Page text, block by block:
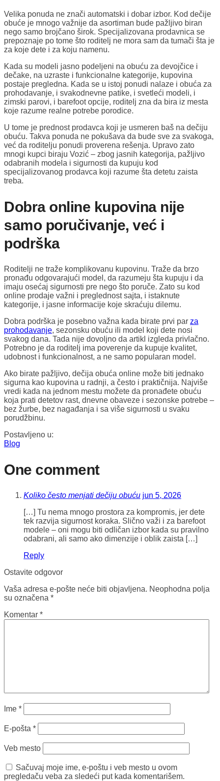
Velika ponuda ne znači automatski i dobar izbor. Kod dečije
obuće je mnogo važnije da asortiman bude pažljivo biran
nego samo brojčano širok. Specijalizovana prodavnica se
prepoznaje po tome što roditelj ne mora sam da tumači šta je
za koje dete i za koju namenu.
Kada su modeli jasno podeljeni na obuću za devojčice i
dečake, na uzraste i funkcionalne kategorije, kupovina
postaje pregledna. Kada se u istoj ponudi nalaze i obuća za
prohodavanje, i svakodnevne patike, i svetleći modeli, i
zimski parovi, i barefoot opcije, roditelj zna da bira iz mesta
koje razume realne potrebe porodice.
U tome je prednost prodavca koji je usmeren baš na dečiju
obuću. Takva ponuda ne pokušava da bude sve za svakoga,
već da roditelju ponudi proverena rešenja. Upravo zato
mnogi kupci biraju Vozić – zbog jasnih kategorija, pažljivo
odabranih modela i sigurnosti da kupuju kod
specijalizovanog prodavca koji razume šta detetu zaista
treba.
Dobra online kupovina nije
samo poručivanje, već i
podrška
Roditelji ne traže komplikovanu kupovinu. Traže da brzo
pronađu odgovarajući model, da razumeju šta kupuju i da
imaju osećaj sigurnosti pre nego što poruče. Zato su kod
online prodaje važni i preglednost sajta, i istaknute
kategorije, i jasne informacije koje skraćuju dilemu.
Dobra podrška je posebno važna kada birate prvi par za
prohodavanje, sezonsku obuću ili model koji dete nosi
svakog dana. Tada nije dovoljno da artikl izgleda privlačno.
Potrebno je da roditelj ima poverenje da kupuje kvalitet,
udobnost i funkcionalnost, a ne samo popularan model.
Ako birate pažljivo, dečija obuća online može biti jednako
sigurna kao kupovina u radnji, a često i praktičnija. Najviše
vredi kada na jednom mestu možete da pronađete obuću
koja prati detetov rast, dnevne obaveze i sezonske potrebe –
bez žurbe, bez nagađanja i sa više sigurnosti u svaku
porudžbinu.
Postavljeno u:
Blog
One comment
Koliko često menjati dečiju obuću jun 5, 2026
[…] Tu nema mnogo prostora za kompromis, jer dete
tek razvija sigurnost koraka. Slično važi i za barefoot
modele – oni mogu biti odličan izbor kada su pravilno
odabrani, ali samo ako dimenzije i oblik zaista […]
Reply
Ostavite odgovor
Vaša adresa e-pošte neće biti objavljena. Neophodna polja
su označena *
Komentar *
Ime *
E-pošta *
Veb mesto
Sačuvaj moje ime, e-poštu i veb mesto u ovom
pregledaču veba za sledeći put kada komentarišem.